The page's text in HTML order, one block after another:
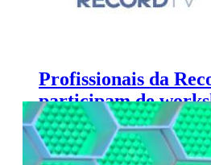
Profissionais da
participam de
Jogos Pan-